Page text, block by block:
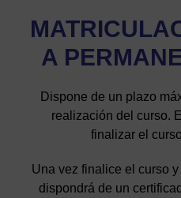
A
Dispone de un plazo
realización del curso.
finalizar el
Una vez finalice el curso
dispondrá de un